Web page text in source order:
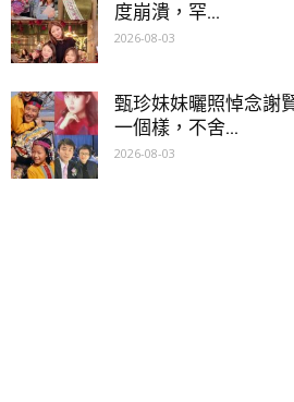
度崩潰，罕...
2026-08-03
甄珍妹妹曬照悼念謝
一個樣，不舍...
2026-08-03